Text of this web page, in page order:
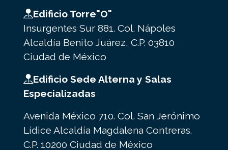
Edificio Torre"O"
Insurgentes Sur 881. Col. Nápoles
Alcaldía Benito Juárez, C.P. 03810
Ciudad de México
Edificio Sede Alterna y Salas
Especializadas
Avenida México 710. Col. San Jerónimo
Lídice Alcaldía Magdalena Contreras.
C.P. 10200 Ciudad de México